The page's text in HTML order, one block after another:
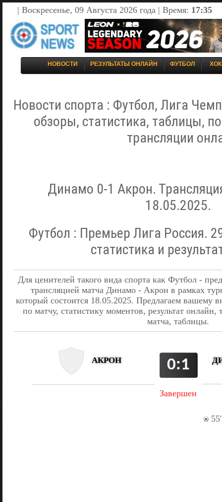
| Воскресенье, 09 Августа 2026 года | Время: 17:35
НОВОСТИ РЕЗУЛЬТАТЫ ОНЛАЙН ФУТБОЛ
Новости спорта : Футбол, Лига
обзоры, статистика, таблицы,
трансляции
Динамо 0-1 Акрон.
18.05.2025.
Футбол : Премьер Лига Россия.
статистика и
Для ценителей такого вида спорта как Футбол -
трансляцией матча Динамо - Акрон в рамках
который состоится 18.05.2025. Предлагаем
по матчу, статистику моментов, результат
матча, таблицы.
АКРОН 0:1
Завершен